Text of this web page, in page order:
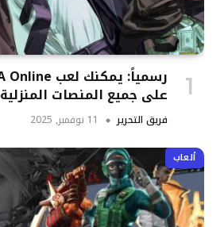
على جميع المنصات المنزلية
فريق التحرير 11 نوفمبر, 2025
ألعاب